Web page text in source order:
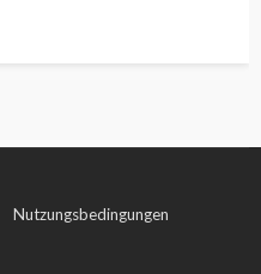
Nutzungsbedingungen